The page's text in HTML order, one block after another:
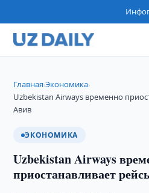
Главная›Экономика›
Uzbekistan Airways временно
Авив
ЭКОНОМИКА
Uzbekistan Airways
приостанавливает